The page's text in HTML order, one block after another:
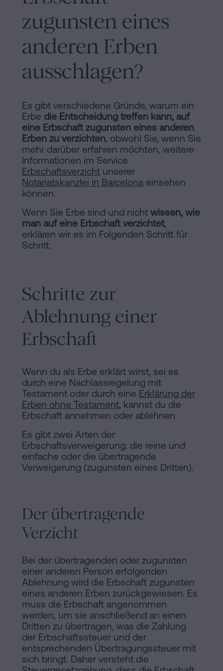
Inhaltsprozess
Personalizar
cookies
Folgen
uns
den
sozialen
Netzwerken
zugunsten eines
anderen Erben
ausschlagen?
Es gibt verschiedene Gründe, warum ein
Erbe die Entscheidung treffen kann, auf
eine Erbschaft zugunsten eines anderen
Erben zu verzichten, obwohl Sie, wenn Sie
mehr darüber erfahren möchten, weitere
Informationen im Service
Erbschaftsverzicht unserer
Notariatskanzlei in Barcelona einsehen
können.
Wenn Sie Erbe sind und nicht wissen, wie
man auf eine Erbschaft verzichtet,
erklären wir es im Folgenden Schritt für
Schritt.
Schritte zur
Ablehnung einer
Erbschaft
Wenn du als Erbe erklärt wirst, sei es
durch eine Nachlassregelung mit
Testament oder durch eine Erklärung der
Erben ohne Testament, kannst du die
Erbschaft annehmen oder ablehnen.
Es gibt zwei Arten der
Erbschaftsverweigerung: die reine und
einfache oder die übertragende
Verweigerung (zugunsten eines Dritten).
Der übertragende
Verzicht
Bei der übertragenden oder zugunsten
einer anderen Person erfolgenden
Ablehnung wird die Erbschaft zugunsten
eines anderen Erben zurückgewiesen. Es
muss die Erbschaft angenommen
werden, um sie anschließend an einen
Dritten zu übertragen, was die Zahlung
der Erbschaftssteuer und der
entsprechenden Übertragungssteuer mit
sich bringt. Daher versteht die